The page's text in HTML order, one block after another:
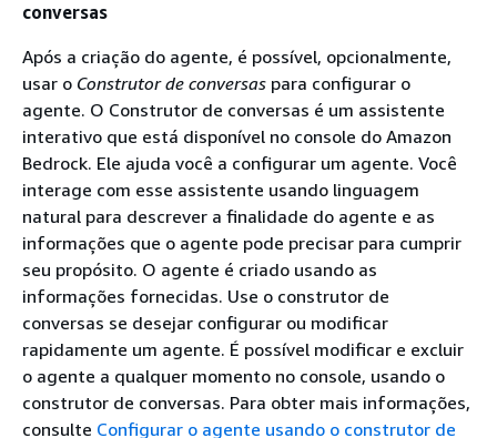
conversas
Após a criação do agente, é possível, opcionalmente,
usar o Construtor de conversas para configurar o
agente. O Construtor de conversas é um assistente
interativo que está disponível no console do Amazon
Bedrock. Ele ajuda você a configurar um agente. Você
interage com esse assistente usando linguagem
natural para descrever a finalidade do agente e as
informações que o agente pode precisar para cumprir
seu propósito. O agente é criado usando as
informações fornecidas. Use o construtor de
conversas se desejar configurar ou modificar
rapidamente um agente. É possível modificar e excluir
o agente a qualquer momento no console, usando o
construtor de conversas. Para obter mais informações,
consulte Configurar o agente usando o construtor de